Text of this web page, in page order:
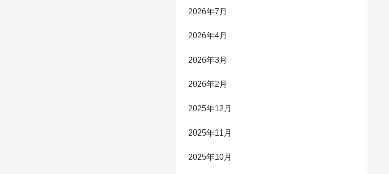
2026年7月
2026年4月
2026年3月
2026年2月
2025年12月
2025年11月
2025年10月